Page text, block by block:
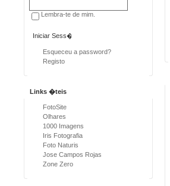
Lembra-te de mim.
Esqueceu a password?
Registo
Links �teis
FotoSite
Olhares
1000 Imagens
Iris Fotografia
Foto Naturis
Jose Campos Rojas
Zone Zero